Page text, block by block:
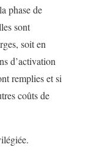
phase de
sont
soit en
d’activation
remplies et si
coûts de